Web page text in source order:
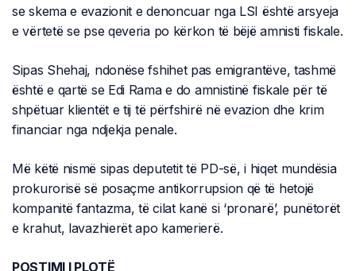
se skema e evazionit e denoncuar nga LSI është arsyeja
e vërtetë se pse qeveria po kërkon të bëjë amnisti fiskale.
Sipas Shehaj, ndonëse fshihet pas emigrantëve, tashmë
është e qartë se Edi Rama e do amnistinë fiskale për të
shpëtuar klientët e tij të përfshirë në evazion dhe krim
financiar nga ndjekja penale.
Më këtë nismë sipas deputetit të PD-së, i hiqet mundësia
prokurorisë së posaçme antikorrupsion që të hetojë
kompanitë fantazma, të cilat kanë si ‘pronarë’, punëtorët
e krahut, lavazhierët apo kamerierë.
POSTIMI I PLOTË